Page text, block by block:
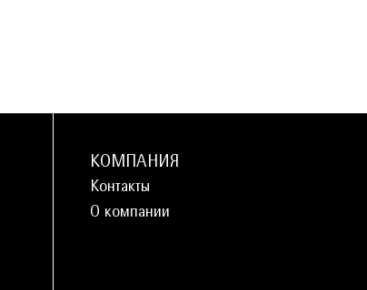
КОМПАНИЯ
Контакты
О компании